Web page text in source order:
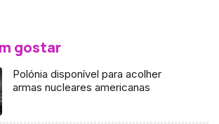
gostar
Polónia disponível para acolher
armas nucleares americanas